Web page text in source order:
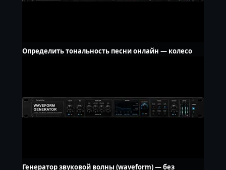
Определить тональность песни онлайн — колесо
Генератор звуковой волны (waveform) — без